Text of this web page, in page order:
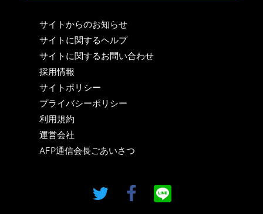
サイトからのお知らせ
サイトに関するヘルプ
サイトに関するお問い合わせ
採用情報
サイトポリシー
プライバシーポリシー
利用規約
運営会社
AFP通信会長ごあいさつ